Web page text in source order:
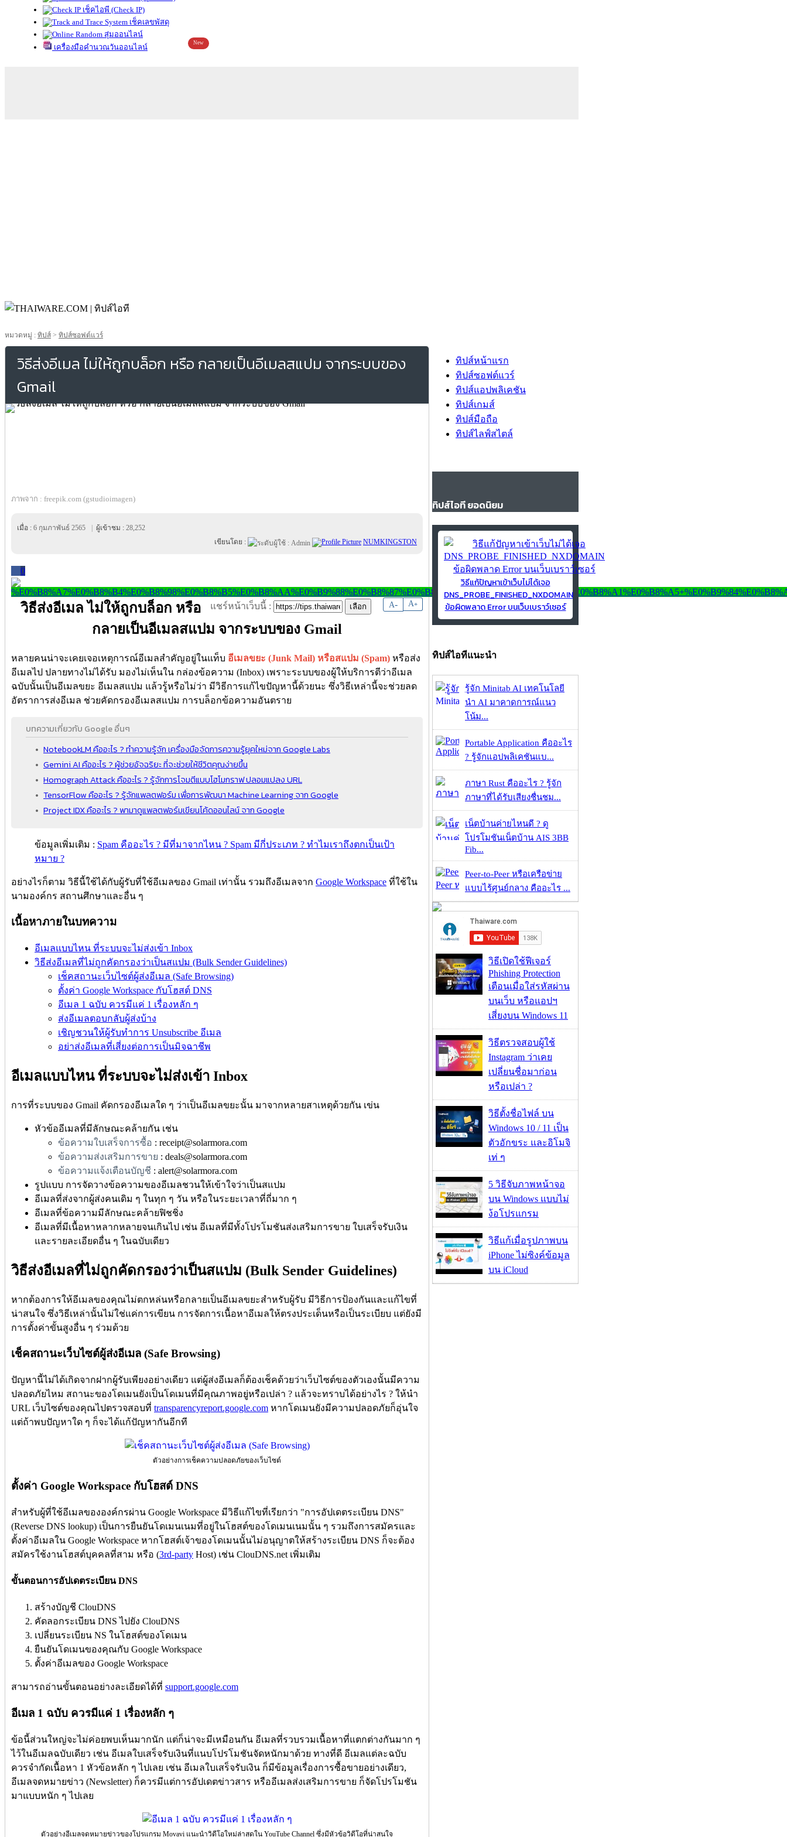
เช็คไอพี (Check IP)
เช็คเลขพัสดุ
สุ่มออนไลน์
เครื่องมือคำนวณวันออนไลน์
New
หมวดหมู่ : ทิปส์ > ทิปส์ซอฟต์แวร์
วิธีส่งอีเมล ไม่ให้ถูกบล็อก หรือ กลายเป็นอีเมลสแปม จากระบบของ
Gmail
ภาพจาก : freepik.com (gstudioimagen)
เมื่อ : 6 กุมภาพันธ์ 2565 ผู้เข้าชม : 28,252
เขียนโดย :
NUMKINGSTON
0
A- A+
แชร์หน้าเว็บนี้ :
วิธีส่งอีเมล ไม่ให้ถูกบล็อก หรือ
กลายเป็นอีเมลสแปม จากระบบของ Gmail
หลายคนน่าจะเคยเจอเหตุการณ์อีเมลสำคัญอยู่ในแท็บ อีเมลขยะ (Junk Mail) หรือสแปม (Spam) หรือส่ง
อีเมลไป ปลายทางไม่ได้รับ มองไม่เห็นใน กล่องข้อความ (Inbox) เพราะระบบของผู้ให้บริการตีว่าอีเมล
ฉบับนั้นเป็นอีเมลขยะ อีเมลสแปม แล้วรู้หรือไม่ว่า มีวิธีการแก้ไขปัญหานี้ด้วยนะ ซึ่งวิธีเหล่านี้จะช่วยลด
อัตราการส่งอีเมล ช่วยคัดกรองอีเมลสแปม การบล็อกข้อความอันตราย
บทความเกี่ยวกับ Google อื่นๆ
NotebookLM คืออะไร ? ทำความรู้จัก เครื่องมือจัดการความรู้ยุคใหม่จาก Google Labs
Gemini AI คืออะไร ? ผู้ช่วยอัจฉริยะ ที่จะช่วยให้ชีวิตคุณง่ายขึ้น
Homograph Attack คืออะไร ? รู้จักการโจมตีแบบโฮโมกราฟ ปลอมแปลง URL
TensorFlow คืออะไร ? รู้จักแพลตฟอร์ม เพื่อการพัฒนา Machine Learning จาก Google
Project IDX คืออะไร ? พามาดูแพลตฟอร์มเขียนโค้ดออนไลน์ จาก Google
ข้อมูลเพิ่มเติม : Spam คืออะไร ? มีที่มาจากไหน ? Spam มีกี่ประเภท ? ทำไมเราถึงตกเป็นเป้า
หมาย ?
อย่างไรก็ตาม วิธีนี้ใช้ได้กับผู้รับที่ใช้อีเมลของ Gmail เท่านั้น รวมถึงอีเมลจาก Google Workspace ที่ใช้ใน
นามองค์กร สถานศึกษาและอื่น ๆ
เนื้อหาภายในบทความ
อีเมลแบบไหน ที่ระบบจะไม่ส่งเข้า Inbox
วิธีส่งอีเมลที่ไม่ถูกคัดกรองว่าเป็นสแปม (Bulk Sender Guidelines)
เช็คสถานะเว็บไซต์ผู้ส่งอีเมล (Safe Browsing)
ตั้งค่า Google Workspace กับโฮสต์ DNS
อีเมล 1 ฉบับ ควรมีแค่ 1 เรื่องหลัก ๆ
ส่งอีเมลตอบกลับผู้ส่งบ้าง
เชิญชวนให้ผู้รับทำการ Unsubscribe อีเมล
อย่าส่งอีเมลที่เสี่ยงต่อการเป็นมิจฉาชีพ
อีเมลแบบไหน ที่ระบบจะไม่ส่งเข้า Inbox
การที่ระบบของ Gmail คัดกรองอีเมลใด ๆ ว่าเป็นอีเมลขยะนั้น มาจากหลายสาเหตุด้วยกัน เข่น
หัวข้ออีเมลที่มีลักษณะคล้ายกัน เช่น
ข้อความใบเสร็จการซื้อ : receipt@solarmora.com
ข้อความส่งเสริมการขาย : deals@solarmora.com
ข้อความแจ้งเตือนบัญชี : alert@solarmora.com
รูปแบบ การจัดวางข้อความของอีเมลชวนให้เข้าใจว่าเป็นสแปม
อีเมลที่ส่งจากผู้ส่งคนเดิม ๆ ในทุก ๆ วัน หรือในระยะเวลาที่ถี่มาก ๆ
อีเมลที่ข้อความมีลักษณะคล้ายฟิชชิ่ง
อีเมลที่มีเนื้อหาหลากหลายจนเกินไป เช่น อีเมลที่มีทั้งโปรโมชันส่งเสริมการขาย ใบเสร็จรับเงิน
และรายละเอียดอื่น ๆ ในฉบับเดียว
วิธีส่งอีเมลที่ไม่ถูกคัดกรองว่าเป็นสแปม (Bulk Sender Guidelines)
หากต้องการให้อีเมลของคุณไม่ตกหล่นหรือกลายเป็นอีเมลขยะสำหรับผู้รับ มีวิธีการป้องกันและแก้ไขที่
น่าสนใจ ซึ่งวิธีเหล่านั้นไม่ใช่แค่การเขียน การจัดการเนื้อหาอีเมลให้ตรงประเด็นหรือเป็นระเบียบ แต่ยังมี
การตั้งค่าขั้นสูงอื่น ๆ ร่วมด้วย
เช็คสถานะเว็บไซต์ผู้ส่งอีเมล (Safe Browsing)
ปัญหานี้ไม่ได้เกิดจากฝากผู้รับเพียงอย่างเดียว แต่ผู้ส่งอีเมลก็ต้องเช็คด้วยว่าเว็บไซต์ของตัวเองนั้นมีความ
ปลอดภัยไหม สถานะของโดเมนยังเป็นโดเมนที่มีคุณภาพอยู่หรือเปล่า ? แล้วจะทราบได้อย่างไร ? ให้นำ
URL เว็บไซต์ของคุณไปตรวจสอบที่ transparencyreport.google.com หากโดเมนยังมีความปลอดภัยก็อุ่นใจ
แต่ถ้าพบปัญหาใด ๆ ก็จะได้แก้ปัญหากันอีกที
ตัวอย่างการเช็คความปลอดภัยของเว็บไซต์
ตั้งค่า Google Workspace กับโฮสต์ DNS
สำหรับผู้ที่ใช้อีเมลขององค์กรผ่าน Google Workspace มีวิธีแก้ไขที่เรียกว่า "การอัปเดตระเบียน DNS"
(Reverse DNS lookup) เป็นการยืนยันโดเมนเนมที่อยู่ในโฮสต์ของโดเมนเนมนั้น ๆ รวมถึงการสมัครและ
ตั้งค่าอีเมลใน Google Workspace หากโฮสต์เจ้าของโดเมนนั้นไม่อนุญาตให้สร้างระเบียน DNS ก็จะต้อง
สมัครใช้งานโฮสต์บุคคลที่สาม หรือ (3rd-party Host) เช่น ClouDNS.net เพิ่มเติม
ขั้นตอนการอัปเดตระเบียน DNS
สร้างบัญชี ClouDNS
คัดลอกระเบียน DNS ไปยัง ClouDNS
เปลี่ยนระเบียน NS ในโฮสต์ของโดเมน
ยืนยันโดเมนของคุณกับ Google Workspace
ตั้งค่าอีเมลของ Google Workspace
สามารถอ่านขั้นตอนอย่างละเอียดได้ที่ support.google.com
อีเมล 1 ฉบับ ควรมีแค่ 1 เรื่องหลัก ๆ
ข้อนี้ส่วนใหญ่จะไม่ค่อยพบเห็นมากนัก แต่ก็น่าจะมีเหมือนกัน อีเมลที่รวบรวมเนื้อหาที่แตกต่างกันมาก ๆ
ไว้ในอีเมลฉบับเดียว เช่น อีเมลใบเสร็จรับเงินที่แนบโปรโมชันจัดหนักมาด้วย ทางที่ดี อีเมลแต่ละฉบับ
ควรจำกัดเนื้อหา 1 หัวข้อหลัก ๆ ไปเลย เช่น อีเมลใบเสร็จรับเงิน ก็มีข้อมูลเรื่องการซื้อขายอย่างเดียว,
อีเมลจดหมายข่าว (Newsletter) ก็ควรมีแต่การอัปเดตข่าวสาร หรืออีเมลส่งเสริมการขาย ก็จัดโปรโมชัน
มาแบบหนัก ๆ ไปเลย
ตัวอย่างอีเมลจดหมายข่าวของโปรแกรม Movavi แนะนำวิดีโอใหม่ล่าสุดใน YouTube Channel ซึ่งมีหัวข้อวิดีโอที่น่าสนใจ
ทิปส์หน้าแรก
ทิปส์ซอฟต์แวร์
ทิปส์แอปพลิเคชัน
ทิปส์เกมส์
ทิปส์มือถือ
ทิปส์ไลฟ์สไตล์
ทิปส์ไอที ยอดนิยม
วิธีแก้ปัญหาเข้าเว็บไม่ได้เจอ
DNS_PROBE_FINISHED_NXDOMAIN
ข้อผิดพลาด Error บนเว็บเบราว์เซอร์
ทิปส์ไอทีแนะนำ
รู้จัก Minitab AI เทคโนโลยี
นำ AI มาคาดการณ์แนว
โน้ม...
Portable Application คืออะไร
? รู้จักแอปพลิเคชันแบ...
ภาษา Rust คืออะไร ? รู้จัก
ภาษาที่ได้รับเสียงชื่นชม...
เน็ตบ้านค่ายไหนดี ? ดู
โปรโมชันเน็ตบ้าน AIS 3BB
Fib...
Peer-to-Peer หรือเครือข่าย
แบบไร้ศูนย์กลาง คืออะไร ...
วิธีเปิดใช้ฟีเจอร์
Phishing Protection
เตือนเมื่อใส่รหัสผ่าน
บนเว็บ หรือแอปฯ
เสี่ยงบน Windows 11
วิธีตรวจสอบผู้ใช้
Instagram ว่าเคย
เปลี่ยนชื่อมาก่อน
หรือเปล่า ?
วิธีตั้งชื่อไฟล์ บน
Windows 10 / 11 เป็น
ตัวอักขระ และอิโมจิ
เท่ ๆ
5 วิธีจับภาพหน้าจอ
บน Windows แบบไม่
ง้อโปรแกรม
วิธีแก้เมื่อรูปภาพบน
iPhone ไม่ซิงค์ข้อมูล
บน iCloud